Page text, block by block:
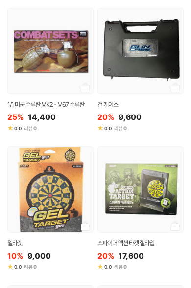
1/1 미군 수류탄 MK2 - M67 수류탄
25% 14,400
★ 0.0 리뷰0
건 케이스
20% 9,600
★ 0.0 리뷰0
젤타겟
10% 9,000
★ 0.0 리뷰0
스파이더 액션 타켓 젤타입
20% 17,600
★ 0.0 리뷰0